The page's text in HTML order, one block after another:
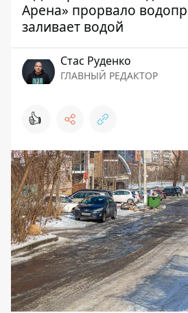
Арена» прорвало
заливает водой
Стаc Руденко
ГЛАВНЫЙ РЕДАКТОР
👍